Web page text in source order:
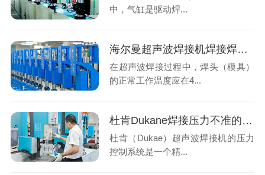
中，气缸是驱动焊...
海尔曼超声波焊接机焊接焊头温度过高？
在超声波焊接过程中，焊头（模具）
的正常工作温度应在4...
杜肯Dukane焊接压力不准的技术解析与专业修复
杜肯（Dukae）超声波焊接机的压力
控制系统是一个精...